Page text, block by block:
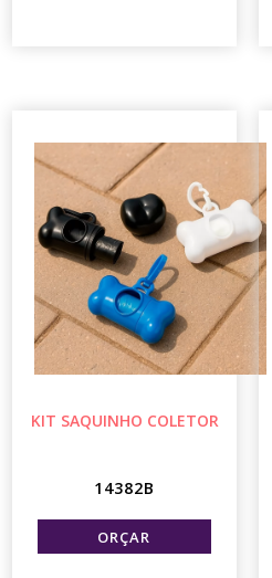
KIT SAQUINHO COLETOR
14382B